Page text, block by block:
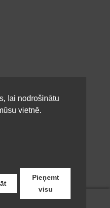
lai nodrošinātu
vietnē.
Pieņemt
visu